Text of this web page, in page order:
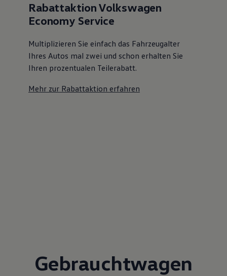
Rabattaktion Volkswagen
Economy Service
Multiplizieren Sie einfach das Fahrzeugalter
Ihres Autos mal zwei und schon erhalten Sie
Ihren prozentualen Teilerabatt.
Mehr zur Rabattaktion erfahren
Gebrauchtwagen